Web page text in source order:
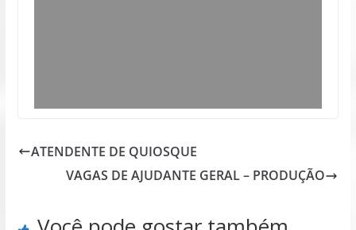
ATENDENTE DE QUIOSQUE
VAGAS DE AJUDANTE GERAL – PRODUÇÃO